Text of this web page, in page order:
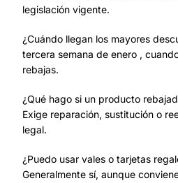
legislación vigente.
¿Cuándo llegan los mayores
tercera semana de enero ,
rebajas.
¿Qué hago si un producto
Exige reparación, sustitución o
legal.
¿Puedo usar vales o tarjetas
Generalmente sí, aunque